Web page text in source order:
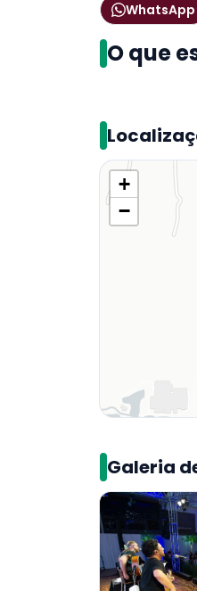
WhatsApp
O que
+
−
Galeria